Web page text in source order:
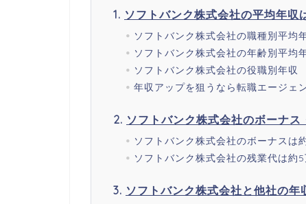
ソフトバンク株式会社の平均年収
ソフトバンク株式会社の職種別平均
ソフトバンク株式会社の年齢別平均
ソフトバンク株式会社の役職別年収
年収アップを狙うなら転職エージェ
ソフトバンク株式会社のボーナス
ソフトバンク株式会社のボーナスは
ソフトバンク株式会社の残業代は約5
ソフトバンク株式会社と他社の年